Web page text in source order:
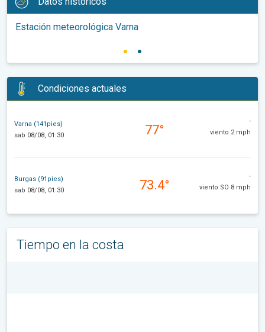
Estación meteorológica Varna
Condiciones actuales
Varna (141pies)
sab 08/08, 01:30
77°
-
viento 2 mph
Burgas (91pies)
sab 08/08, 01:30
73.4°
-
viento SO 8 mph
Tiempo en la costa